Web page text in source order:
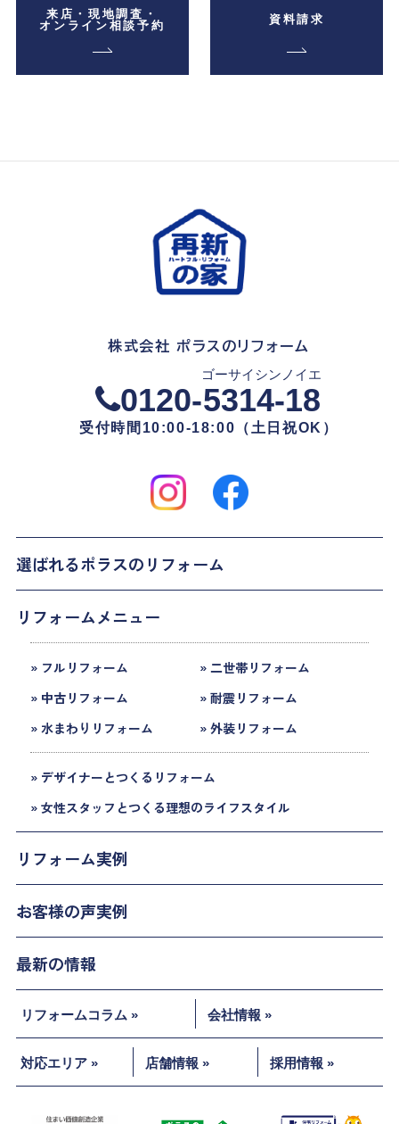
来店・現地調査・
オンライン相談予約
資料請求
株式会社 ポラスのリフォーム
0120-5314-18
ゴーサイシンノイエ
受付時間10:00-18:00（土日祝OK）
選ばれるポラスのリフォーム
リフォームメニュー
» フルリフォーム
» 二世帯リフォーム
» 中古リフォーム
» 耐震リフォーム
» 水まわりリフォーム
» 外装リフォーム
» デザイナーとつくるリフォーム
» 女性スタッフとつくる理想のライフスタイル
リフォーム実例
お客様の声実例
最新の情報
リフォームコラム » 会社情報 »
対応エリア » 店舗情報 » 採用情報 »